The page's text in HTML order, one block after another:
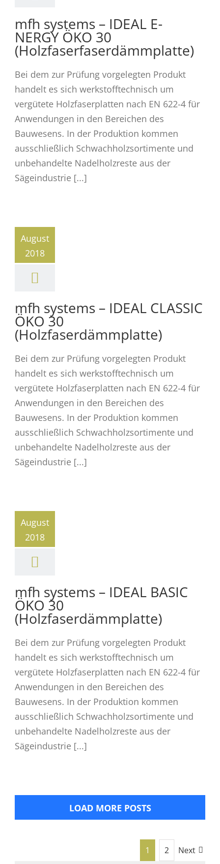
mfh systems – IDEAL E-
NERGY ÖKO 30
(Holzfaserfaserdämmplatte)
Bei dem zur Prüfung vorgelegten Produkt
handelt es sich werkstofftechnisch um
vergütete Holzfaserplatten nach EN 622-4 für
Anwendungen in den Bereichen des
Bauwesens. In der Produktion kommen
ausschließlich Schwachholzsortimente und
unbehandelte Nadelholzreste aus der
Sägeindustrie [...]
August
2018
mfh systems – IDEAL CLASSIC
ÖKO 30
(Holzfaserdämmplatte)
Bei dem zur Prüfung vorgelegten Produkt
handelt es sich werkstofftechnisch um
vergütete Holzfaserplatten nach EN 622-4 für
Anwendungen in den Bereichen des
Bauwesens. In der Produktion kommen
ausschließlich Schwachholzsortimente und
unbehandelte Nadelholzreste aus der
Sägeindustrie [...]
August
2018
mfh systems – IDEAL BASIC
ÖKO 30
(Holzfaserdämmplatte)
Bei dem zur Prüfung vorgelegten Produkt
handelt es sich werkstofftechnisch um
vergütete Holzfaserplatten nach EN 622-4 für
Anwendungen in den Bereichen des
Bauwesens. In der Produktion kommen
ausschließlich Schwachholzsortimente und
unbehandelte Nadelholzreste aus der
Sägeindustrie [...]
LOAD MORE POSTS
1 2 Next